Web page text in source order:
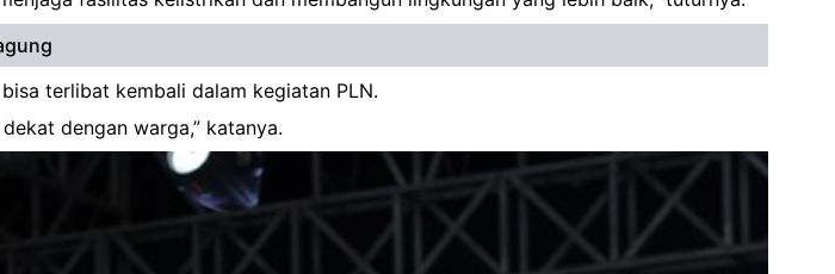
terlibat kembali dalam kegiatan PLN.
dengan warga,” katanya.